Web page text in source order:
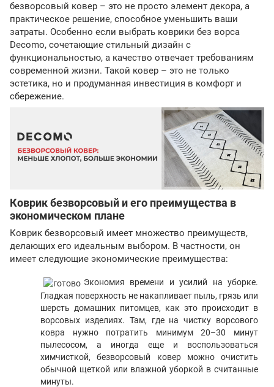
безворсовый ковер – это не просто элемент декора, а
практическое решение, способное уменьшить ваши
затраты. Особенно если выбрать коврики без ворса
Decomo, сочетающие стильный дизайн с
функциональностью, а качество отвечает требованиям
современной жизни. Такой ковер – это не только
эстетика, но и продуманная инвестиция в комфорт и
сбережение.
Коврик безворсовый и его преимущества в
экономическом плане
Коврик безворсовый имеет множество преимуществ,
делающих его идеальным выбором. В частности, он
имеет следующие экономические преимущества:
Экономия времени и усилий на уборке.
Гладкая поверхность не накапливает пыль, грязь или
шерсть домашних питомцев, как это происходит в
ворсовых изделиях. Там, где на чистку ворсового
ковра нужно потратить минимум 20–30 минут
пылесосом, а иногда еще и воспользоваться
химчисткой, безворсовый ковер можно очистить
обычной щеткой или влажной уборкой в ​​считанные
минуты.